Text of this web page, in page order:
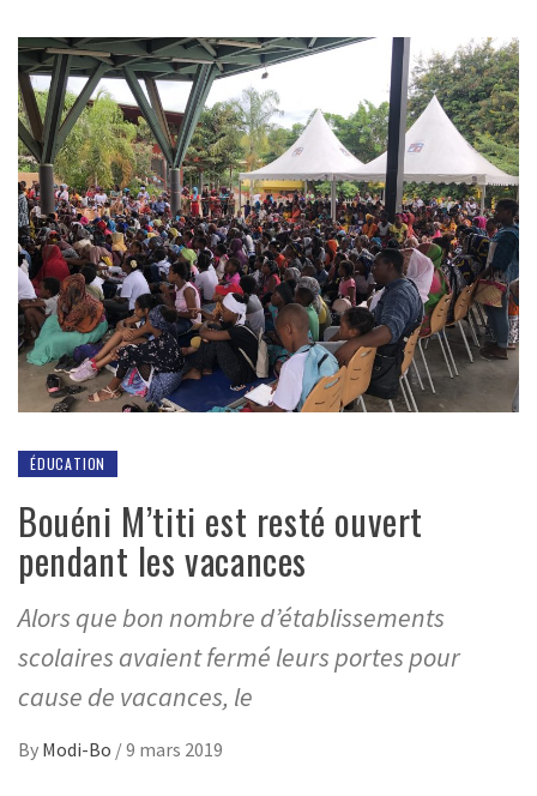
ÉDUCATION
Bouéni M’titi est resté ouvert
pendant les vacances
Alors que bon nombre d’établissements
scolaires avaient fermé leurs portes pour
cause de vacances, le
By Modi-Bo /9 mars 2019